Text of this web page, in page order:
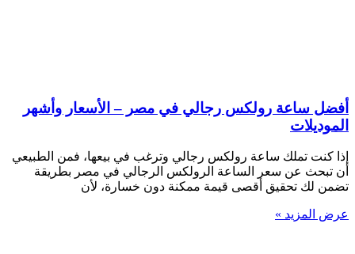
أفضل ساعة رولكس رجالي في مصر – الأسعار وأشهر
الموديلات
إذا كنت تملك ساعة رولكس رجالي وترغب في بيعها، فمن الطبيعي
أن تبحث عن سعر الساعة الرولكس الرجالي في مصر بطريقة
تضمن لك تحقيق أقصى قيمة ممكنة دون خسارة، لأن
عرض المزيد »